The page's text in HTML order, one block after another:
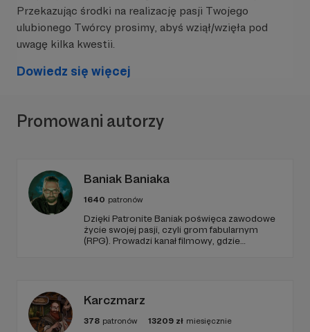
Przekazując środki na realizację pasji Twojego
ulubionego Twórcy prosimy, abyś wziął/wzięła pod
uwagę kilka kwestii.
Dowiedz się więcej
Promowani autorzy
Baniak Baniaka
1640 patronów
Dzięki Patronite Baniak poświęca zawodowe
życie swojej pasji, czyli grom fabularnym
(RPG). Prowadzi kanał filmowy, gdzie
Karczmarz
378 patronów 13209 zł miesięcznie